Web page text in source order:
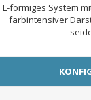
L-förmiges System
farbintensiver